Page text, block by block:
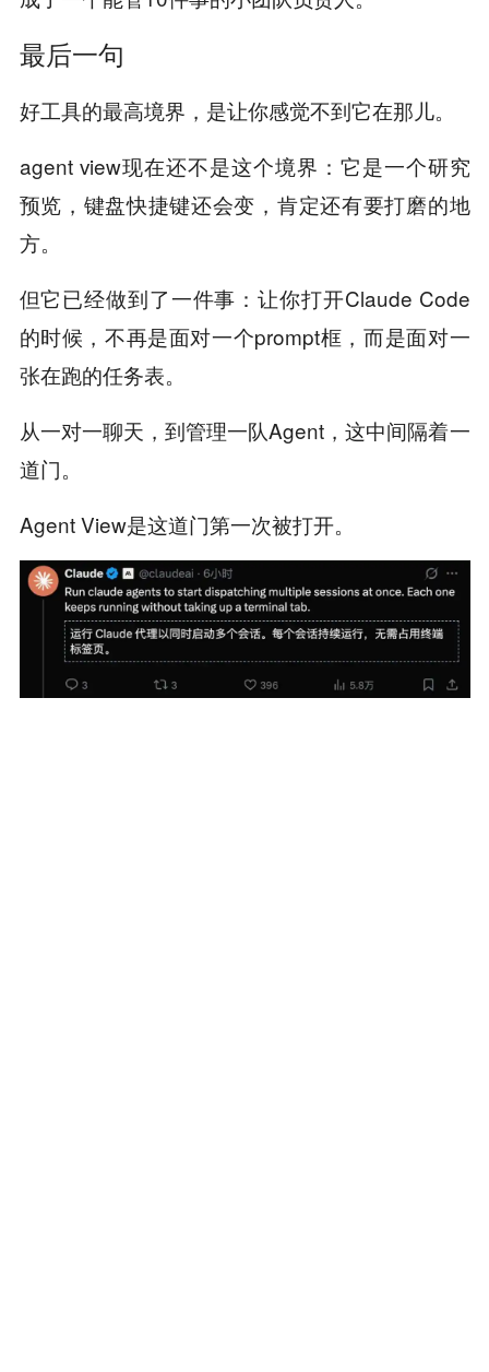
最后一句
好工具的最高境界，是让你感觉不到它在那儿。
agent view现在还不是这个境界：它是一个研究
预览，键盘快捷键还会变，肯定还有要打磨的地
方。
但它已经做到了一件事：让你打开Claude Code
的时候，不再是面对一个prompt框，而是面对一
张在跑的任务表。
从一对一聊天，到管理一队Agent，这中间隔着一
道门。
Agent View是这道门第一次被打开。